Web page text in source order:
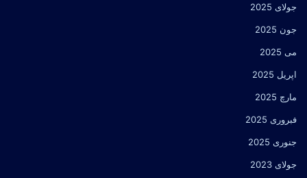
جولای 2025
جون 2025
می 2025
اپریل 2025
مارچ 2025
فبروری 2025
جنوری 2025
جولای 2023